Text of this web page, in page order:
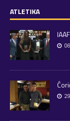
ATLETIKA